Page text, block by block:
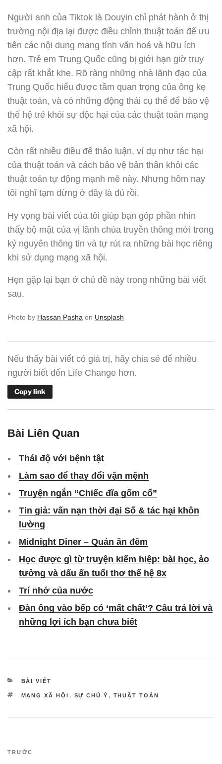
Người anh của Tiktok là Douyin chỉ phát hành ở thị
trường nội địa lại được điều chỉnh thuật toán để ưu
tiên các nội dung mang tính văn hoá và hữu ích
hơn. Trẻ em Trung Quốc cũng bị giới hạn giờ truy
cập rất khắt khe. Rõ ràng những nhà lãnh đạo của
Trung Quốc hiểu được tầm quan trọng của ông kẹ
thuật toán, và có những động thái cụ thể để bảo vệ
thế hệ trẻ khỏi sự độc hại của các thuật toán mạng
xã hội.
Còn rất nhiều điều để thảo luận, ví dụ như tác hại
của thuật toán và cách bảo vệ bản thân khỏi các
thuật toán tự động mạnh mẽ này. Nhưng hôm nay
tôi nghĩ tạm dừng ở đây là đủ rồi.
Hy vọng bài viết của tôi giúp bạn góp phần nhìn
thấy bộ mặt của vị lãnh chúa truyền thông mới trong
kỷ nguyên thông tin và tự rút ra những bài học riêng
khi sử dụng mạng xã hội.
Hẹn gặp lại bạn ở chủ đề này trong những bài viết
sau.
Photo by Hassan Pasha on Unsplash
Nếu thấy bài viết có giá trị, hãy chia sẻ để nhiều
người biết đến Life Change hơn.
Copy link
Bài Liên Quan
Thái độ với bệnh tật
Làm sao để thay đổi vận mệnh
Truyện ngắn “Chiếc đĩa gốm cổ”
Tin giả: vấn nạn thời đại Số & tác hại khôn
lường
Midnight Diner – Quán ăn đêm
Học được gì từ truyện kiếm hiệp: bài học, ảo
tưởng và dấu ấn tuổi thơ thế hệ 8x
Trí nhớ của nước
Đàn ông vào bếp có ‘mất chất’? Câu trả lời và
những lợi ích bạn chưa biết
DANH
BÀI VIẾT
TAG
MẠNG XÃ HỘI , SỰ CHÚ Ý , THUẬT TOÁN
hướng
Bài
TRƯỚC